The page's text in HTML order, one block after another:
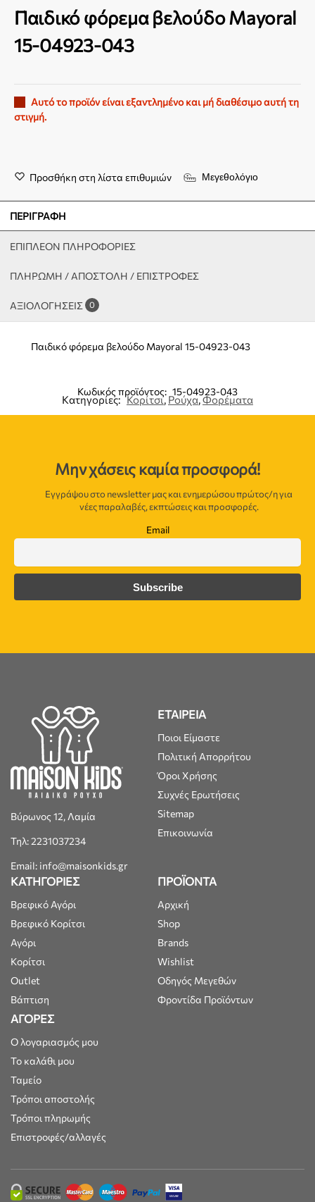
Παιδικό φόρεμα βελούδο Mayoral
15-04923-043
Αυτό το προϊόν είναι εξαντλημένο και μή διαθέσιμο αυτή τη
στιγμή.
Προσθήκη στη λίστα επιθυμιών Μεγεθολόγιο
ΠΕΡΙΓΡΑΦΉ
ΕΠΙΠΛΈΟΝ ΠΛΗΡΟΦΟΡΊΕΣ
ΠΛΗΡΩΜΗ / ΑΠΟΣΤΟΛΗ / ΕΠΙΣΤΡΟΦΕΣ
ΑΞΙΟΛΟΓΉΣΕΙΣ 0
Παιδικό φόρεμα βελούδο Mayoral 15-04923-043
Κωδικός προϊόντος: 15-04923-043
Κατηγορίες: Κορίτσι,Ρούχα,Φορέματα
Μην χάσεις καμία προσφορά!
Εγγράψου στο newsletter μας και ενημερώσου πρώτος/η για
νέες παραλαβές, εκπτώσεις και προσφορές.
Email
Βύρωνος 12, Λαμία
Τηλ: 2231037234
Email: info@maisonkids.gr
ΕΤΑΙΡΕΙΑ
Ποιοι Είμαστε
Πολιτική Απορρήτου
Όροι Χρήσης
Συχνές Ερωτήσεις
Sitemap
Επικοινωνία
ΚΑΤΗΓΟΡΙΕΣ
Βρεφικό Αγόρι
Βρεφικό Κορίτσι
Αγόρι
Κορίτσι
Outlet
Βάπτιση
ΠΡΟΪΟΝΤΑ
Αρχική
Shop
Brands
Wishlist
Οδηγός Μεγεθών
Φροντίδα Προϊόντων
ΑΓΟΡΕΣ
Ο λογαριασμός μου
Το καλάθι μου
Ταμείο
Τρόποι αποστολής
Τρόποι πληρωμής
Επιστροφές/αλλαγές